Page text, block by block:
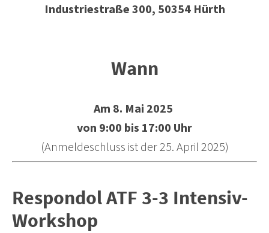
Industriestraße 300, 50354 Hürth
Wann
Am 8. Mai 2025
von 9:00 bis 17:00 Uhr
(Anmeldeschluss ist der 25. April 2025)
Respondol ATF 3-3 Intensiv-
Workshop